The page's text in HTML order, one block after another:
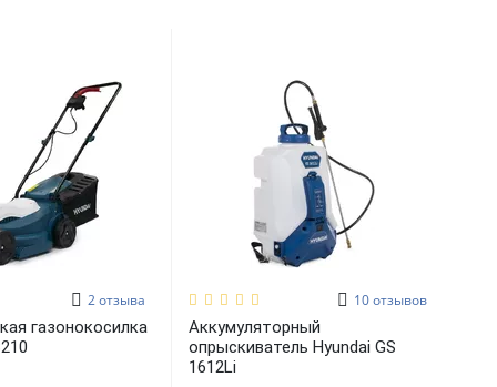
2отзыва
газонокосилка
10отзывов
Аккумуляторный
опрыскиватель Hyundai GS
1612Li